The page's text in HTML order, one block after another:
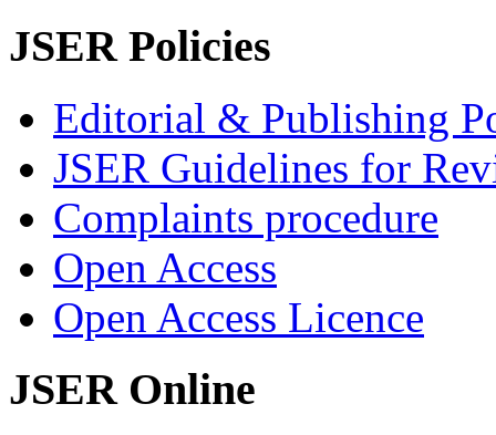
JSER Policies
Editorial & Publishing
JSER Guidelines for
Complaints procedure
Open Access
Open Access Licence
JSER Online